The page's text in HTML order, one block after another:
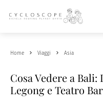
Home Viaggi Asia
Cosa Vedere a
Legong e Teatro